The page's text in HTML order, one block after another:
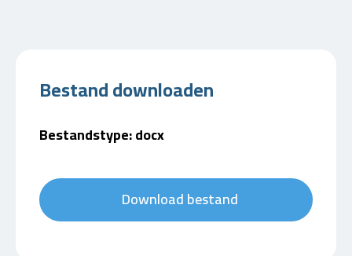
Bestand downloaden
Bestandstype: docx
Download bestand